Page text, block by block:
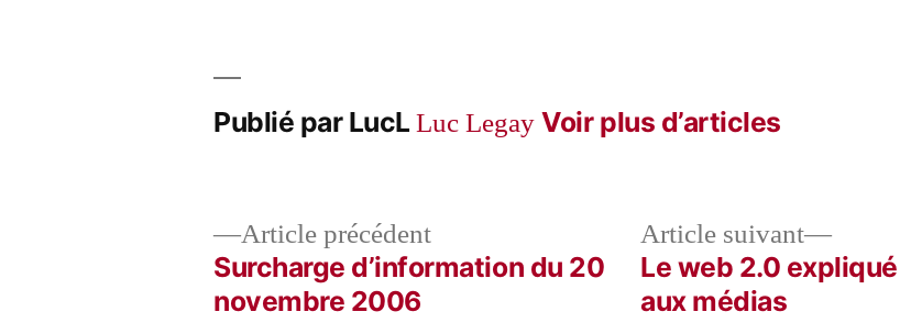
Publié par LucLLuc Legay Voir plus d’articles
Navigation
Article précédentArticle
précédent :
Surcharge d’information du 20
novembre 2006
Article suivant
Article
suivant :
Le web 2.0 expliqué
aux médias